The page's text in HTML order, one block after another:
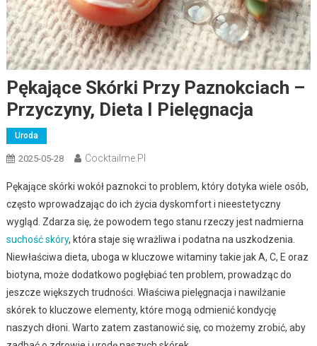
Pękające Skórki Przy Paznokciach –
Przyczyny, Dieta I Pielęgnacja
Uroda
2025-05-28 Cocktailme.pl
Pękające skórki wokół paznokci to problem, który dotyka wiele osób,
często wprowadzając do ich życia dyskomfort i nieestetyczny
wygląd. Zdarza się, że powodem tego stanu rzeczy jest nadmierna
suchość skóry, która staje się wrażliwa i podatna na uszkodzenia.
Niewłaściwa dieta, uboga w kluczowe witaminy takie jak A, C, E oraz
biotyna, może dodatkowo pogłębiać ten problem, prowadząc do
jeszcze większych trudności. Właściwa pielęgnacja i nawilżanie
skórek to kluczowe elementy, które mogą odmienić kondycję
naszych dłoni. Warto zatem zastanowić się, co możemy zrobić, aby